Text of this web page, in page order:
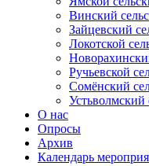
Винский
Зайцевский
Локотской
Ручьевской
Сомёнский
Устьволмский
О нас
Опросы
Архив
Календарь